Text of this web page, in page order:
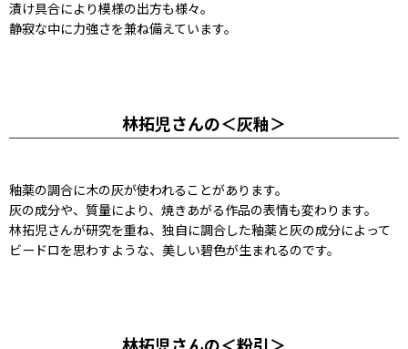
漬け具合により模様の出方も様々。
静寂な中に力強さを兼ね備えています。
林拓児さんの＜灰釉＞
釉薬の調合に木の灰が使われることがあります。
灰の成分や、質量により、焼きあがる作品の表情も変わります。
林拓児さんが研究を重ね、独自に調合した釉薬と灰の成分によって
ビードロを思わすような、美しい碧色が生まれるのです。